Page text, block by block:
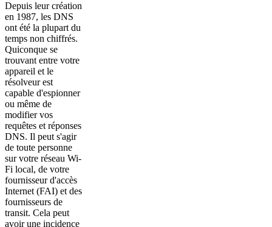
Depuis leur création
en 1987, les DNS
ont été la plupart du
temps non chiffrés.
Quiconque se
trouvant entre votre
appareil et le
résolveur est
capable d'espionner
ou même de
modifier vos
requêtes et réponses
DNS. Il peut s'agir
de toute personne
sur votre réseau Wi-
Fi local, de votre
fournisseur d'accès
Internet (FAI) et des
fournisseurs de
transit. Cela peut
avoir une incidence